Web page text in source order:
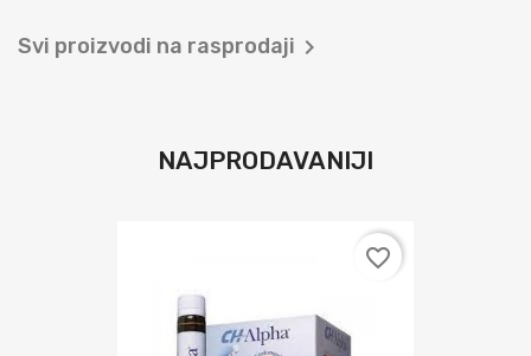
Svi proizvodi na rasprodaji 
NAJPRODAVANIJI
favorite_border